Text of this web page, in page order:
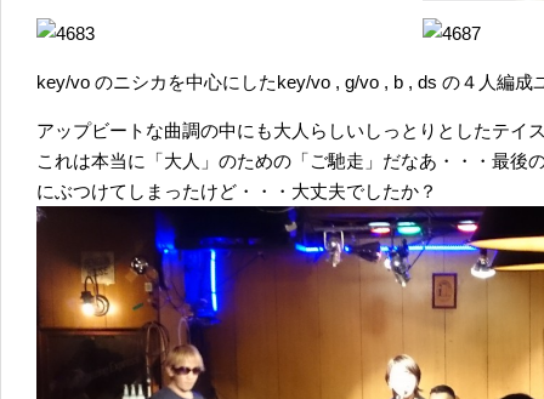
key/vo のニシカを中心にしたkey/vo , g/vo , b , ds の４人編
アップビートな曲調の中にも大人らしいしっとりとしたテイ
これは本当に「大人」のための「ご馳走」だなあ・・・最後
にぶつけてしまったけど・・・大丈夫でしたか？